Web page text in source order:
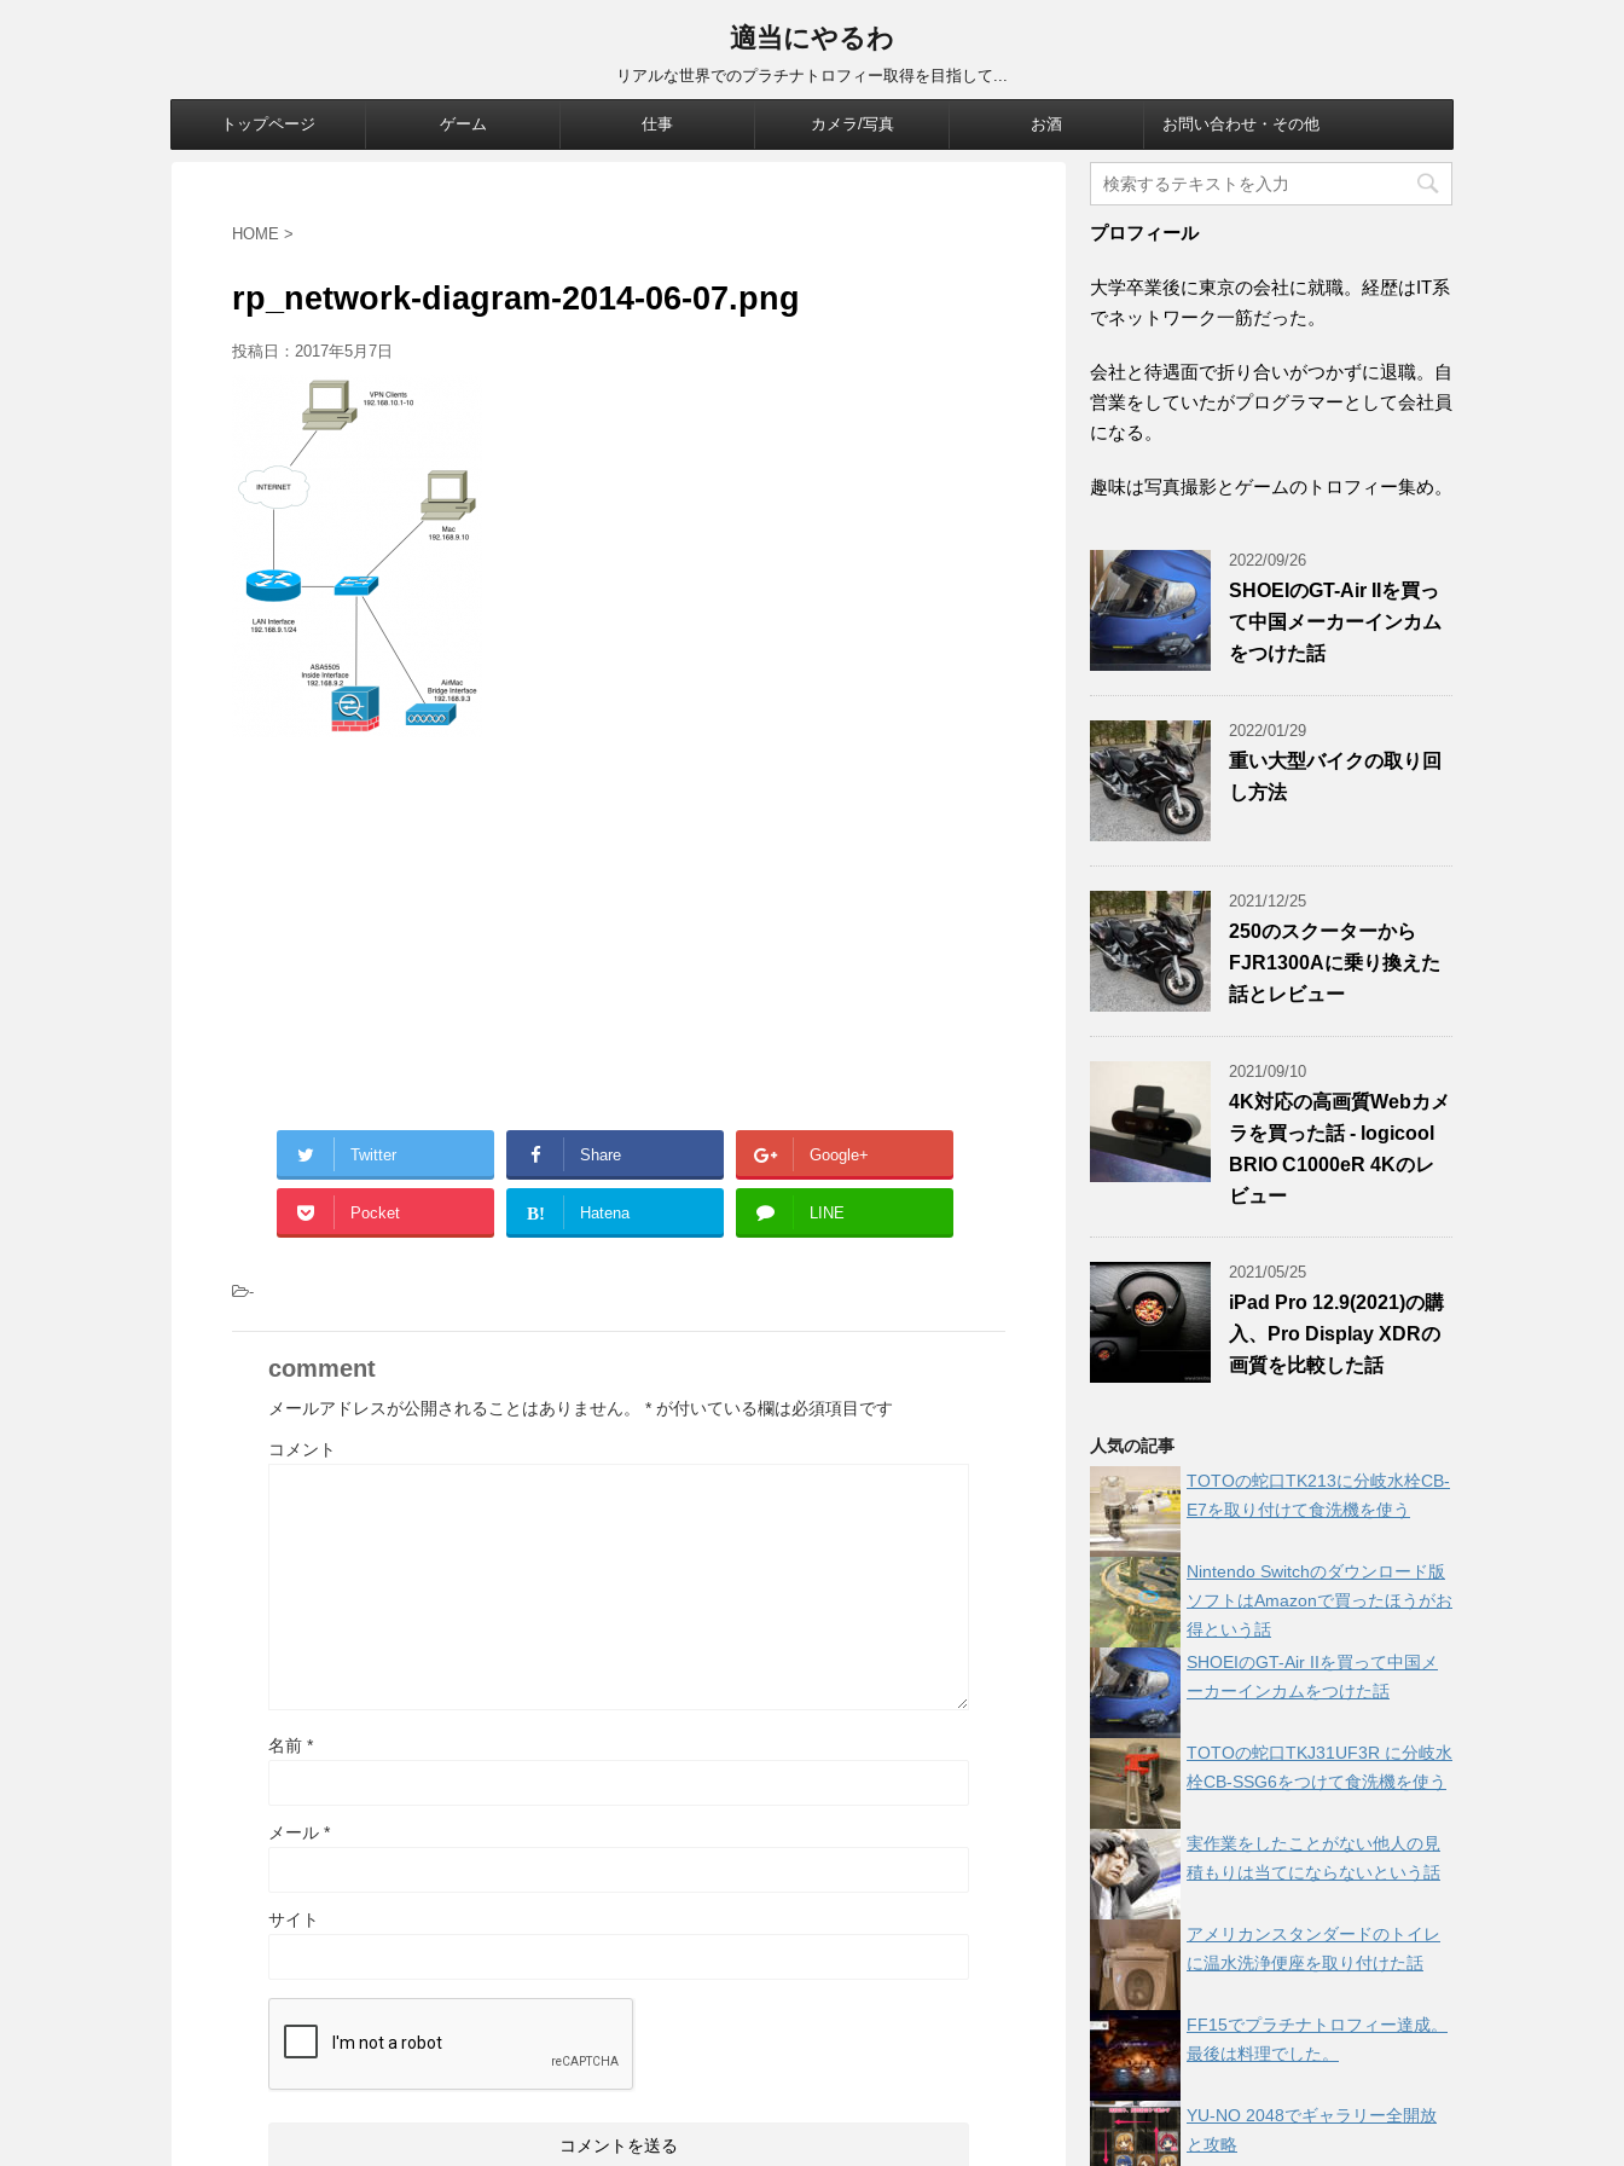
適当にやるわ
リアルな世界でのプラチナトロフィー取得を目指して...
トップページ ゲーム 仕事 カメラ/写真 お酒 お問い合わせ・その他
HOME >
rp_network-diagram-2014-06-07.png
投稿日： 2017年5月7日
Twitter Share Google+
Pocket B! Hatena LINE
-
comment
メールアドレスが公開されることはありません。 * が付いている欄は必須項目です
コメント
名前 *
メール *
サイト
プロフィール
大学卒業後に東京の会社に就職。経歴はIT系
でネットワーク一筋だった。
会社と待遇面で折り合いがつかずに退職。自
営業をしていたがプログラマーとして会社員
になる。
趣味は写真撮影とゲームのトロフィー集め。
2022/09/26
SHOEIのGT-Air IIを買っ
て中国メーカーインカム
をつけた話
2022/01/29
重い大型バイクの取り回
し方法
2021/12/25
250のスクーターから
FJR1300Aに乗り換えた
話とレビュー
2021/09/10
4K対応の高画質Webカメ
ラを買った話 - logicool
BRIO C1000eR 4Kのレ
ビュー
2021/05/25
iPad Pro 12.9(2021)の購
入、Pro Display XDRの
画質を比較した話
人気の記事
TOTOの蛇口TK213に分岐水栓CB-
E7を取り付けて食洗機を使う
Nintendo Switchのダウンロード版
ソフトはAmazonで買ったほうがお
得という話
SHOEIのGT-Air IIを買って中国メ
ーカーインカムをつけた話
TOTOの蛇口TKJ31UF3R に分岐水
栓CB-SSG6をつけて食洗機を使う
実作業をしたことがない他人の見
積もりは当てにならないという話
アメリカンスタンダードのトイレ
に温水洗浄便座を取り付けた話
FF15でプラチナトロフィー達成。
最後は料理でした。
YU-NO 2048でギャラリー全開放
と攻略